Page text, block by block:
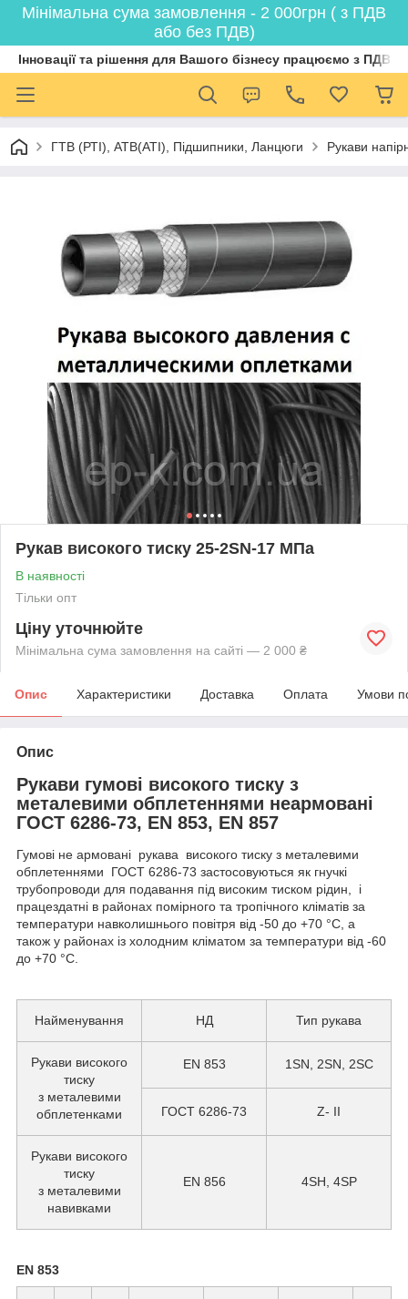
Мінімальна сума замовлення - 2 000грн ( з ПДВ
або без ПДВ)
Інновації та рішення для Вашого бізнесу працюємо з ПДВ
ГТВ (РТI), АТВ(АТI), Пiдшипники, Ланцюги Рукави
Рукав високого тиску 25-2SN-17 МПа
В наявності
Тільки опт
Ціну уточнюйте
Мінімальна сума замовлення на сайті — 2 000 ₴
Опис Характеристики Доставка Оплата Умови
Опис
Рукави гумові високого тиску з
металевими обплетеннями неармовані
ГОСТ 6286-73, EN 853, EN 857
Гумові не армовані рукава високого тиску з металевими
обплетеннями ГОСТ 6286-73 застосовуються як гнучкі
трубопроводи для подавання під високим тиском рідин, і
працездатні в районах помірного та тропічного кліматів за
температури навколишнього повітря від -50 до +70 °C, а
також у районах із холодним кліматом за температури від -60
до +70 °C.
Найменування НД Тип рукава
Рукави високого
тиску
з металевими
обплетенками
EN 853 1SN, 2SN, 2SC
ГОСТ 6286-73 Z- II
Рукави високого
тиску
з металевими
навивками
EN 856 4SH, 4SP
EN 853